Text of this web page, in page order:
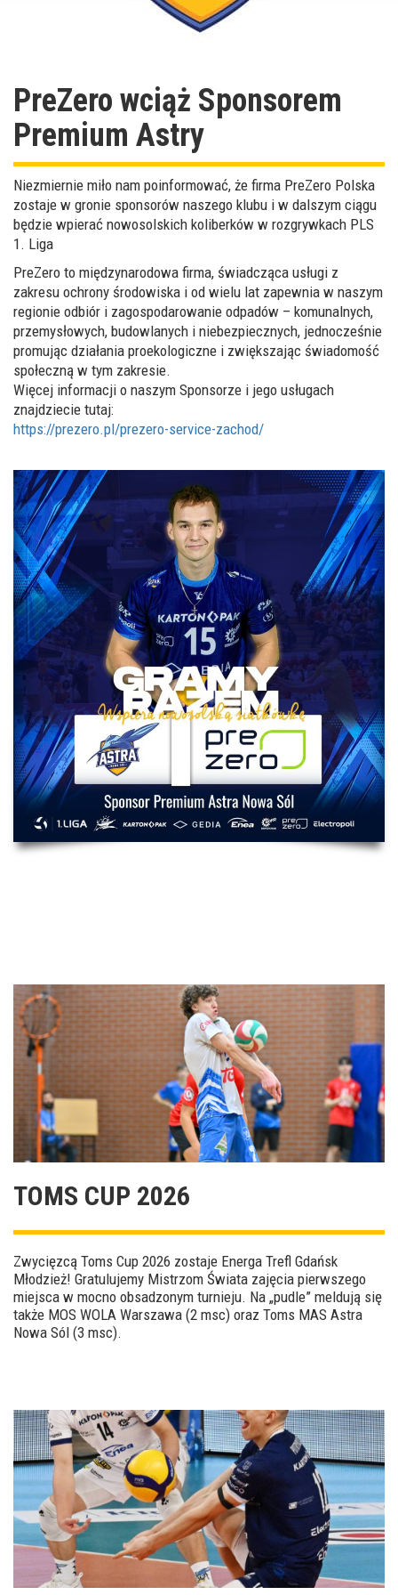
PreZero wciąż Sponsorem
Premium Astry
Niezmiernie miło nam poinformować, że firma PreZero Polska
zostaje w gronie sponsorów naszego klubu i w dalszym ciągu
będzie wpierać nowosolskich koliberków w rozgrywkach PLS
1. Liga
PreZero to międzynarodowa firma, świadcząca usługi z
zakresu ochrony środowiska i od wielu lat zapewnia w naszym
regionie odbiór i zagospodarowanie odpadów – komunalnych,
przemysłowych, budowlanych i niebezpiecznych, jednocześnie
promując działania proekologiczne i zwiększając świadomość
społeczną w tym zakresie.
Więcej informacji o naszym Sponsorze i jego usługach
znajdziecie tutaj:
https://prezero.pl/prezero-service-zachod/
TOMS CUP 2026
Zwycięzcą Toms Cup 2026 zostaje Energa Trefl Gdańsk
Młodzież! Gratulujemy Mistrzom Świata zajęcia pierwszego
miejsca w mocno obsadzonym turnieju. Na „pudle” meldują się
także MOS WOLA Warszawa (2 msc) oraz Toms MAS Astra
Nowa Sól (3 msc).